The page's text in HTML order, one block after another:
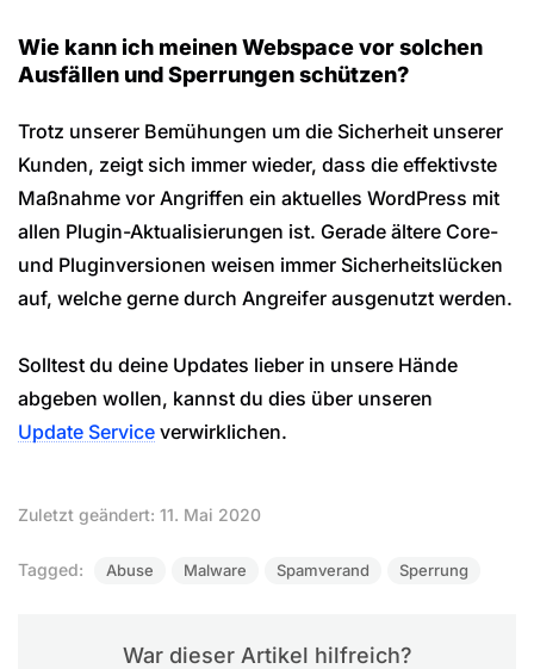
Wie kann ich meinen Webspace vor solchen
Ausfällen und Sperrungen schützen?
Trotz unserer Bemühungen um die Sicherheit unserer
Kunden, zeigt sich immer wieder, dass die effektivste
Maßnahme vor Angriffen ein aktuelles WordPress mit
allen Plugin-Aktualisierungen ist. Gerade ältere Core-
und Pluginversionen weisen immer Sicherheitslücken
auf, welche gerne durch Angreifer ausgenutzt werden.
Solltest du deine Updates lieber in unsere Hände
abgeben wollen, kannst du dies über unseren
Update Service verwirklichen.
Zuletzt geändert: 11. Mai 2020
Tagged: Abuse Malware Spamverand Sperrung
War dieser Artikel hilfreich?